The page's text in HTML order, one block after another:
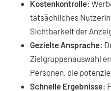
Kostenkontrolle:
tatsächliches
Sichtbarkeit der
Gezielte Ansprache:
Zielgruppenauswahl
Personen, die
Schnelle Ergebnisse: